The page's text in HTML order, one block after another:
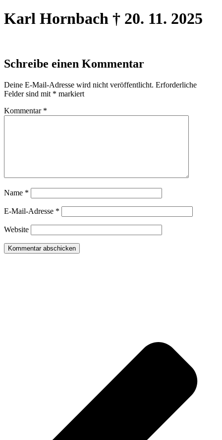
Karl Hornbach † 20. 11. 2025
Schreibe einen Kommentar
Deine E-Mail-Adresse wird nicht veröffentlicht. Erforderliche
Felder sind mit * markiert
Kommentar *
Name *
E-Mail-Adresse *
Website